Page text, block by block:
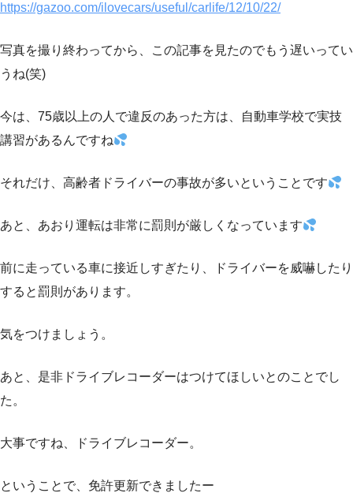
https://gazoo.com/ilovecars/useful/carlife/12/10/22/
写真を撮り終わってから、この記事を見たのでもう遅いってい
うね(笑)
今は、75歳以上の人で違反のあった方は、自動車学校で実技
講習があるんですね
それだけ、高齢者ドライバーの事故が多いということです
あと、あおり運転は非常に罰則が厳しくなっています
前に走っている車に接近しすぎたり、ドライバーを威嚇したり
すると罰則があります。
気をつけましょう。
あと、是非ドライブレコーダーはつけてほしいとのことでし
た。
大事ですね、ドライブレコーダー。
ということで、免許更新できましたー